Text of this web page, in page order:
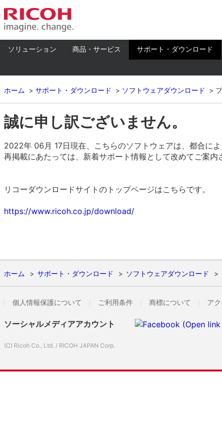
ソリューション 商品・サービス サポート・ダウンロード
ホーム サポート・ダウンロード ソフトウェアダウンロード
誠に申し訳ございません。
2022年 06月 17日現在、こちらのソフトウェアは、都合に
再掲載にあたっては、新着サポート情報として改めてご案内
リコーダウンロードサイトのトップページはこちらです。
https://www.ricoh.co.jp/download/
ホーム サポート・ダウンロード ソフトウェアダウンロード
個人情報保護について ご利用条件 商標について ア
ソーシャルメディアアカウント
(C) Ricoh Co., Ltd. / RICOH JAPAN Corp.